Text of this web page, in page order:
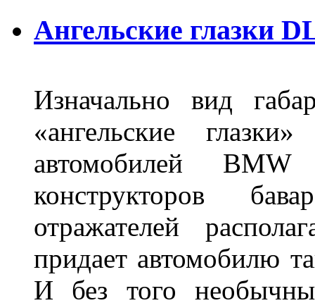
Ангельские глазки
Изначально вид
«ангельские
автомобилей
конструкторов
отражателей
придает автомобилю
И без того